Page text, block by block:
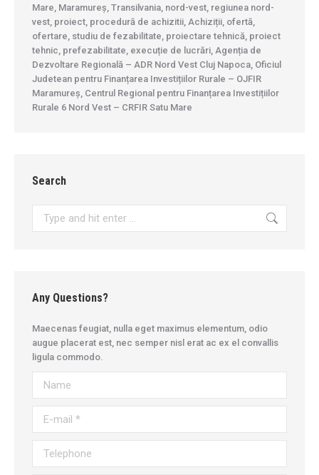
Mare, Maramureș, Transilvania, nord-vest, regiunea nord-
vest, proiect, procedură de achizitii, Achiziții, ofertă,
ofertare, studiu de fezabilitate, proiectare tehnică, proiect
tehnic, prefezabilitate, execuție de lucrări, Agenția de
Dezvoltare Regională – ADR Nord Vest Cluj Napoca, Oficiul
Judetean pentru Finanțarea Investițiilor Rurale – OJFIR
Maramureș, Centrul Regional pentru Finanțarea Investițiilor
Rurale 6 Nord Vest – CRFIR Satu Mare
Search
Any Questions?
Maecenas feugiat, nulla eget maximus elementum, odio
augue placerat est, nec semper nisl erat ac ex el convallis
ligula commodo.
Name
E-mail *
Telephone